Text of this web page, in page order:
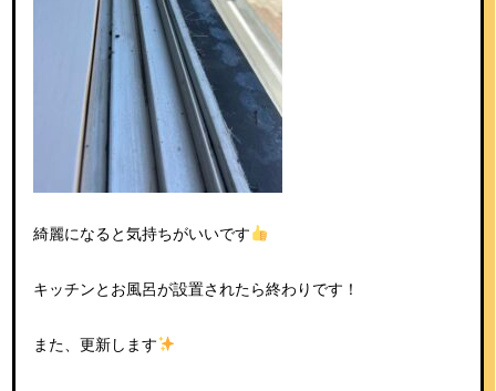
綺麗になると気持ちがいいです
キッチンとお風呂が設置されたら終わりです！
また、更新します